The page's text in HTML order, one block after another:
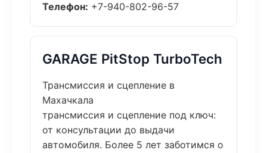
Телефон: +7-940-802-96-57
GARAGE PitStop TurboTech
Трансмиссия и сцепление в
Махачкала
трансмиссия и сцепление под ключ:
от консультации до выдачи
автомобиля. Более 5 лет заботимся о